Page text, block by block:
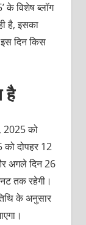
के विशेष ब्‍लॉग
है, इसका
दिन किस
है
2025 को
दोपहर 12
अगले दिन 26
तक रहेगी।
के अनुसार